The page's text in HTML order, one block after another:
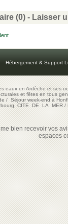
(0) - Laisser
Hébergement & Support
eaux en Ardèche et ses
et fêtes en tous
/Séjour week-end à
CITE DE LA MER/
bien recevoir vos
espaces